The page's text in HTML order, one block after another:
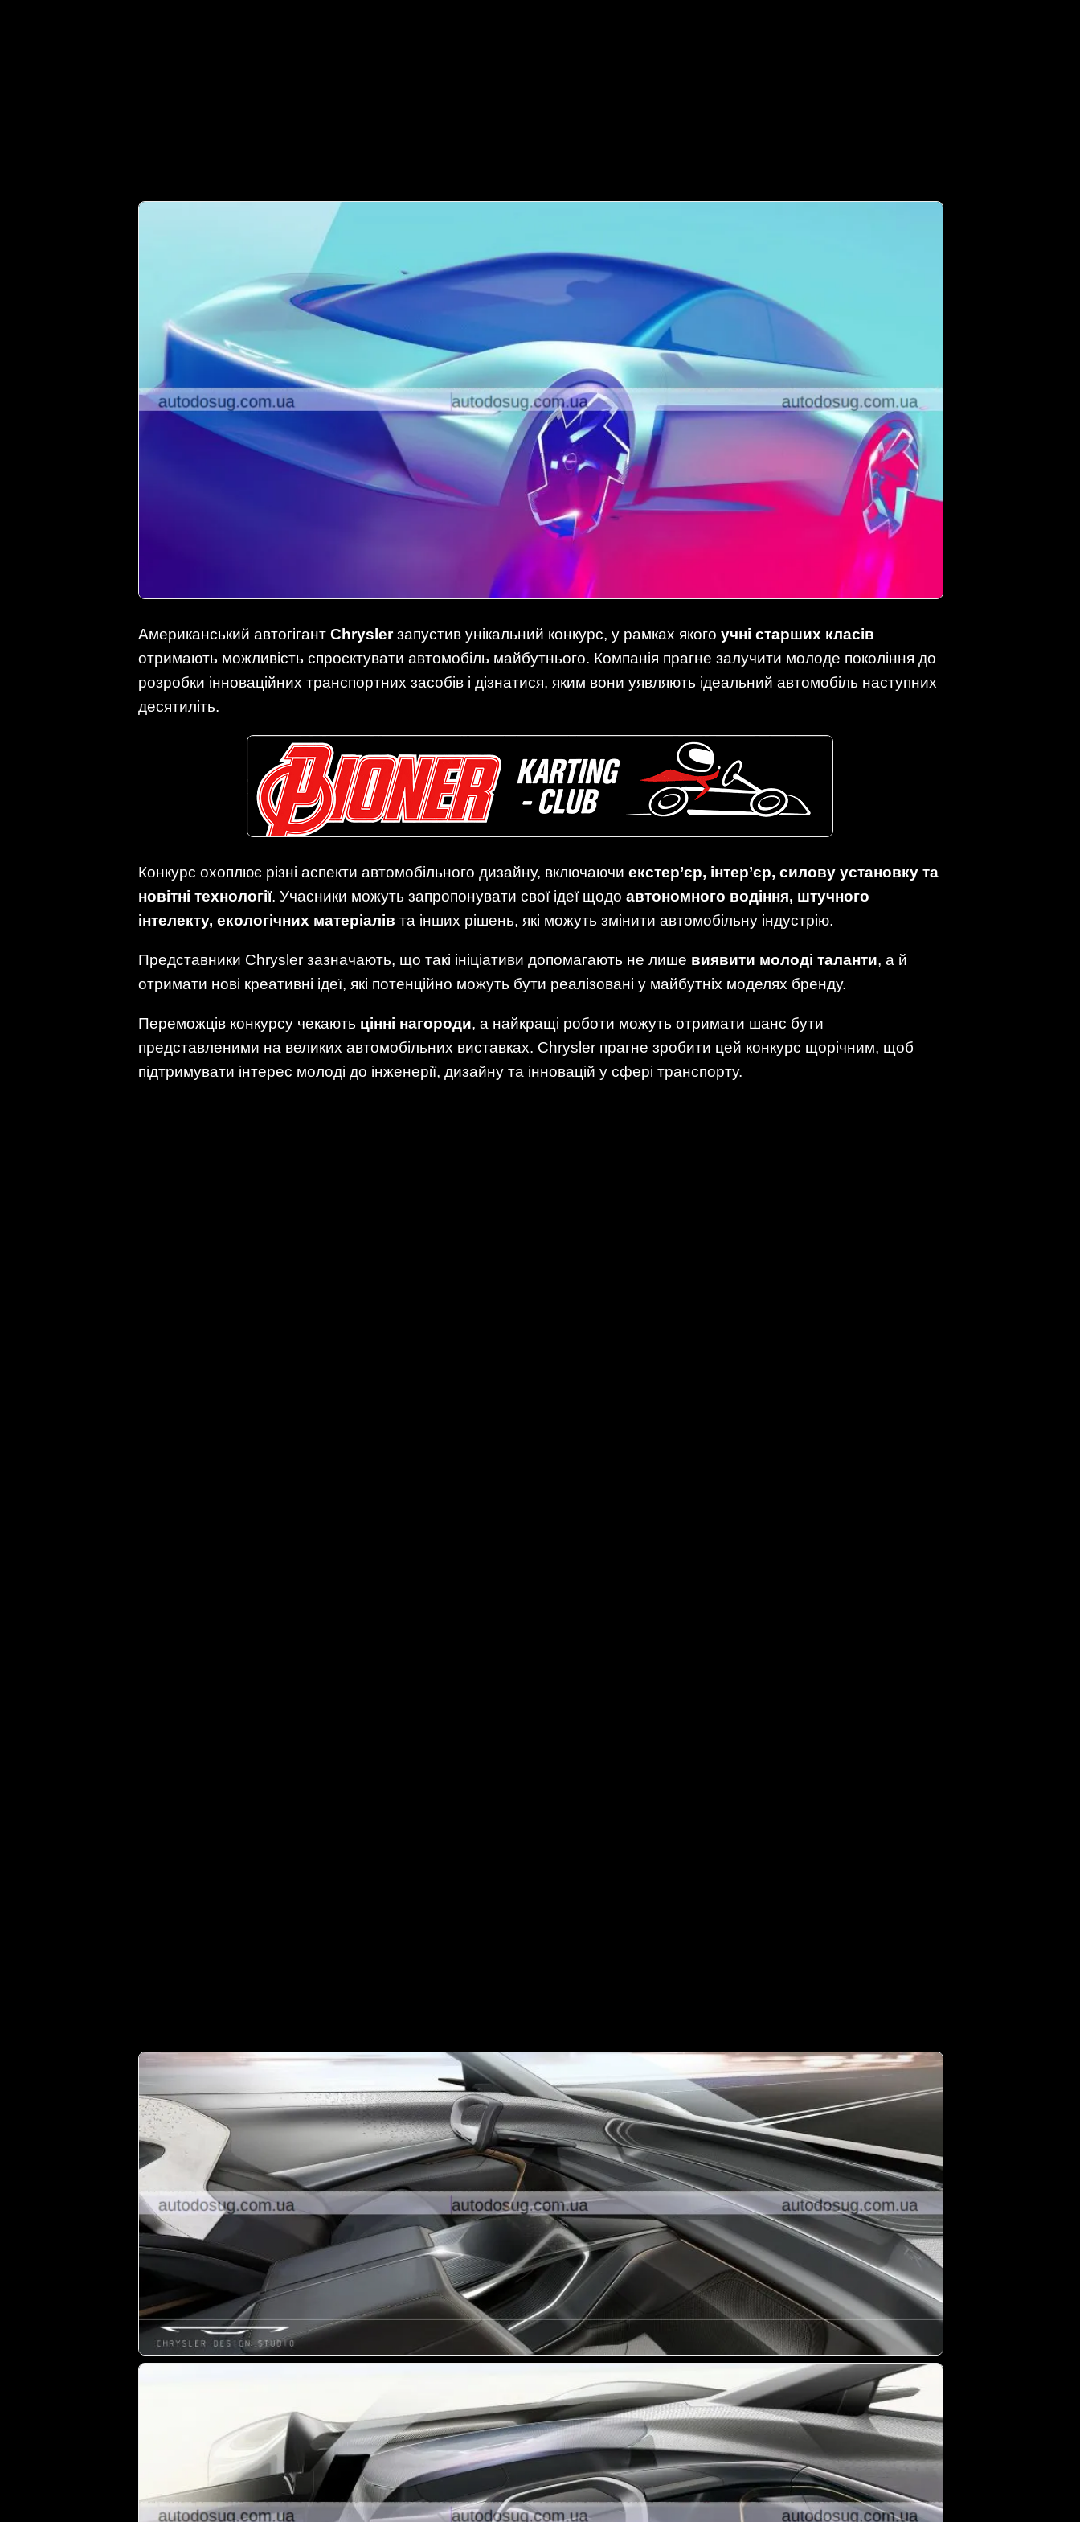
Американський автогігант Chryslerзапустив унікальний конкурс, у рамках якого учні старших класів
отримають можливість спроєктувати автомобіль майбутнього. Компанія прагне залучити молоде покоління до
розробки інноваційних транспортних засобів і дізнатися, яким вони уявляють ідеальний автомобіль наступних
десятиліть.
Конкурс охоплює різні аспекти автомобільного дизайну, включаючи екстер’єр, інтер’єр, силову установку та
новітні технології. Учасники можуть запропонувати свої ідеї щодо автономного водіння, штучного
інтелекту, екологічних матеріалів та інших рішень, які можуть змінити автомобільну індустрію.
Представники Chrysler зазначають, що такі ініціативи допомагають не лише виявити молоді таланти, а й
отримати нові креативні ідеї, які потенційно можуть бути реалізовані у майбутніх моделях бренду.
Переможців конкурсу чекають цінні нагороди, а найкращі роботи можуть отримати шанс бути
представленими на великих автомобільних виставках. Chrysler прагне зробити цей конкурс щорічним, щоб
підтримувати інтерес молоді до інженерії, дизайну та інновацій у сфері транспорту.